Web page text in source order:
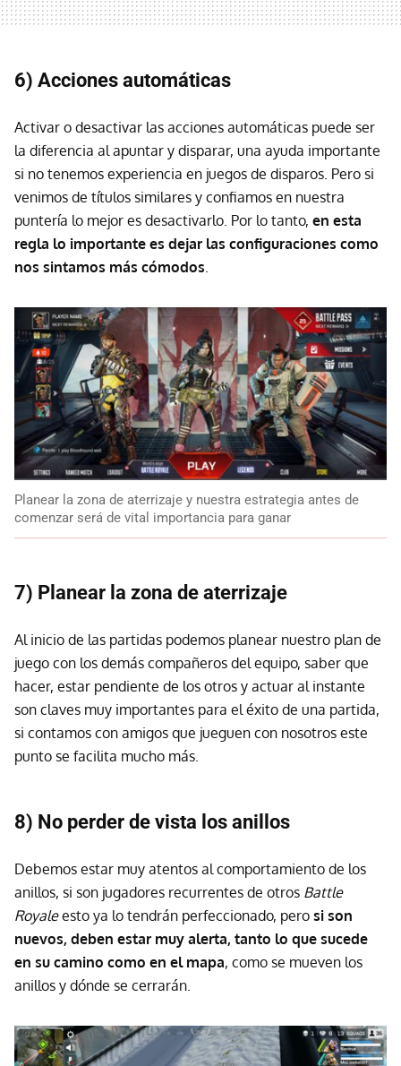
6) Acciones automáticas
Activar o desactivar las acciones automáticas puede ser
la diferencia al apuntar y disparar, una ayuda importante
si no tenemos experiencia en juegos de disparos. Pero si
venimos de títulos similares y confiamos en nuestra
puntería lo mejor es desactivarlo. Por lo tanto, en esta
regla lo importante es dejar las configuraciones como
nos sintamos más cómodos
Planear la zona de aterrizaje y nuestra estrategia antes de
comenzar será de vital importancia para ganar
7) Planear la zona de aterrizaje
Al inicio de las partidas podemos planear nuestro plan de
juego con los demás compañeros del equipo, saber que
hacer, estar pendiente de los otros y actuar al instante
son claves muy importantes para el éxito de una partida,
si contamos con amigos que jueguen con nosotros este
punto se facilita mucho más.
8) No perder de vista los anillos
Debemos estar muy atentos al comportamiento de los
anillos, si son jugadores recurrentes de otros Battle
Royaleesto ya lo tendrán perfeccionado, pero si son
nuevos, deben estar muy alerta, tanto lo que sucede
en su camino como en el mapa, como se mueven los
anillos y dónde se cerrarán.